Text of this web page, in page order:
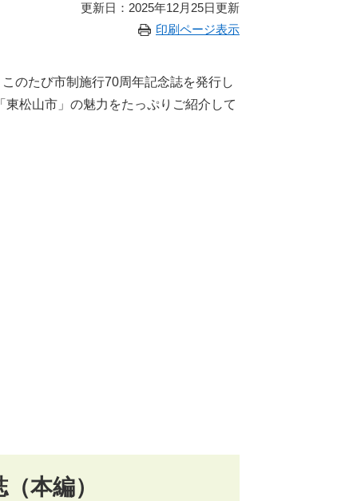
更新日：2025年12月25日更新
印刷ページ表示
のたび市制施行70周年記念誌を発行し
松山市」の魅力をたっぷりご紹介して
本編）